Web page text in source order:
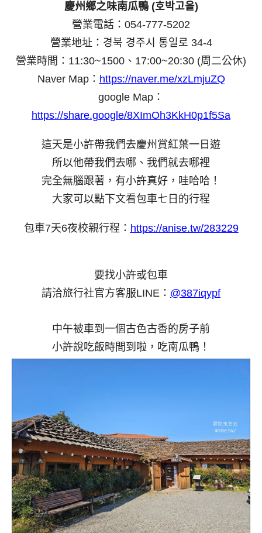
慶州鄉之味南瓜鴨 (호박고을)
營業電話：054-777-5202
營業地址：경북 경주시 통일로 34-4
營業時間：11:30~1500、17:00~20:30 (周二公休)
Naver Map： https://naver.me/xzLmjuZQ
google Map：
https://share.google/8XImOh3KkH0p1f5Sa
這天是小許帶我們去慶州賞紅葉一日遊
所以他帶我們去哪、我們就去哪裡
完全無腦跟著，有小許真好，哇哈哈！
大家可以點下文看包車七日的行程
包車7天6夜校親行程： https://anise.tw/283229
要找小許或包車
請洽旅行社官方客服LINE： @387iqypf
中午被車到一個古色古香的房子前
小許說吃飯時間到啦，吃南瓜鴨！